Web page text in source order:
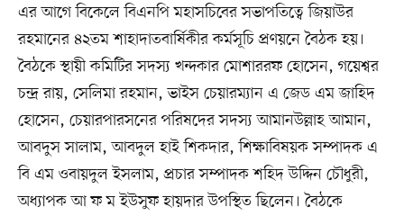
এর আগে বিকেলে বিএনপি মহাসচিবের সভাপতিত্বে জিয়াউর
রহমানের ৪২তম শাহাদাতবার্ষিকীর কর্মসূচি প্রণয়নে বৈঠক হয়।
বৈঠকে স্থায়ী কমিটির সদস্য খন্দকার মোশাররফ হোসেন, গয়েশ্বর
চন্দ্র রায়, সেলিমা রহমান, ভাইস চেয়ারম্যান এ জেড এম জাহিদ
হোসেন, চেয়ারপারসনের পরিষদের সদস্য আমানউল্লাহ আমান,
আবদুস সালাম, আবদুল হাই শিকদার, শিক্ষাবিষয়ক সম্পাদক এ
বি এম ওবায়দুল ইসলাম, প্রচার সম্পাদক শহিদ উদ্দিন চৌধুরী,
অধ্যাপক আ ফ ম ইউসুফ হায়দার উপস্থিত ছিলেন। বৈঠকে